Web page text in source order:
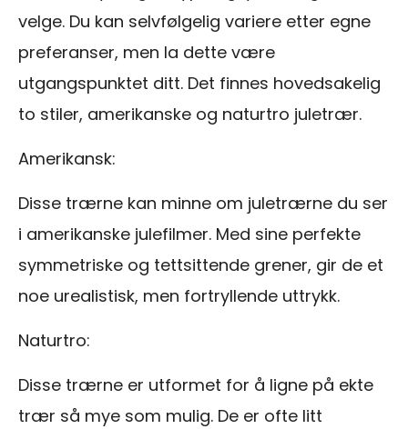
velge. Du kan selvfølgelig variere etter egne
preferanser, men la dette være
utgangspunktet ditt. Det finnes hovedsakelig
to stiler, amerikanske og naturtro juletrær.
Amerikansk:
Disse trærne kan minne om juletrærne du ser
i amerikanske julefilmer. Med sine perfekte
symmetriske og tettsittende grener, gir de et
noe urealistisk, men fortryllende uttrykk.
Naturtro:
Disse trærne er utformet for å ligne på ekte
trær så mye som mulig. De er ofte litt